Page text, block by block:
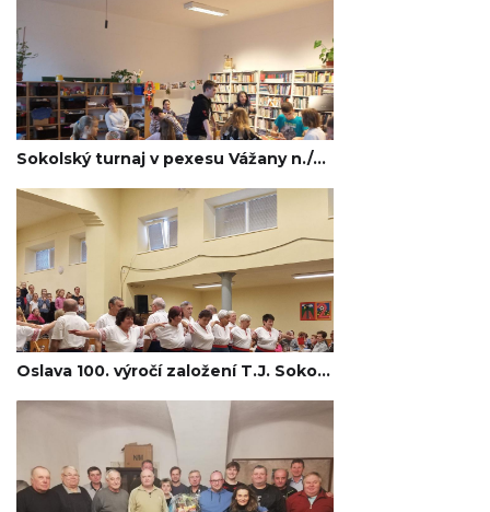
Sokolský turnaj v pexesu Vážany n./Lit. 2020
Oslava 100. výročí založení T.J. Sokol Královopolské Vážany 2020